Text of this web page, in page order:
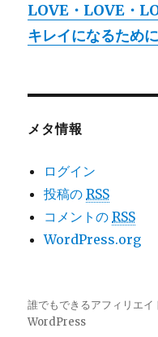
LOVE・LOVE・
キレイになるために
メタ情報
ログイン
投稿のRSS
コメントのRSS
WordPress.org
誰でもできるアフィリエイ
WordPress